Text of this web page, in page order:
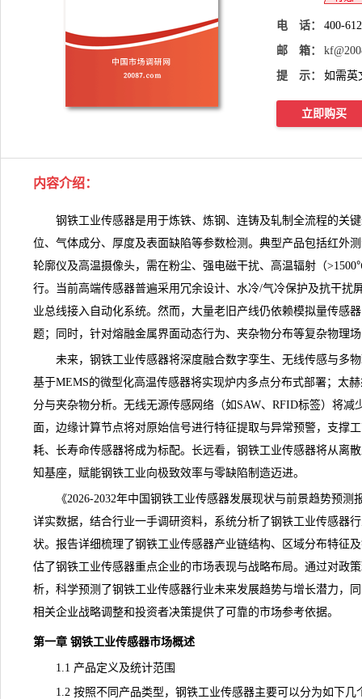
电 话： 400-
邮 箱：
提 示： 如需英
立即购买
内容介绍：
钢铁工业传感器是用于炼铁、炼钢、连铸及轧制全流程的关
位、气体成分、厚度及表面缺陷等参数检测。典型产品包括红外
轮廓仪及高温摄像头，需在粉尘、强电磁干扰、高温辐射（
行。当前高端传感器普遍采用冗余设计、水冷/气冷保护及抗干扰
业总线接入自动化系统。然而，大量老旧产线仍依赖模拟量传感
题；同时，针对熔融金属界面动态行为、夹杂物分布等复杂物理
未来，钢铁工业传感器将深度融合数字孪生、无线传感与多物
基于MEMS的微型化高温传感器将实现炉内多点分布式部署；太
分与夹杂物分析。无线无源传感网络（如SAW、RFID标签）将
面，边缘计算节点将对原始信号进行特征提取与异常预警，支撑
耗、长寿命传感器将成为标配。长远看， 钢铁工业传感器将从离
知基座，赋能钢铁工业向极致效率与零缺陷制造迈进。
《2026-2032年中国钢铁工业传感器发展现状与前景趋势预测
详实数据，结合行业一手调研资料，系统分析了钢铁工业传感器
状。报告详细梳理了钢铁工业传感器产业链结构、区域分布特征
估了钢铁工业传感器重点企业的市场表现与战略布局。通过对政
析，科学预测 了钢铁工业传感器行业未来发展趋势与增长潜力，
相关企业战略调整和投资者决策提供了可靠的市场参考依据。
第一章 钢铁工业传感器市场概述
1.1 产品定义及统计范围
1.2 按照不同产品类型，钢铁工业传感器主要可以分为如下几